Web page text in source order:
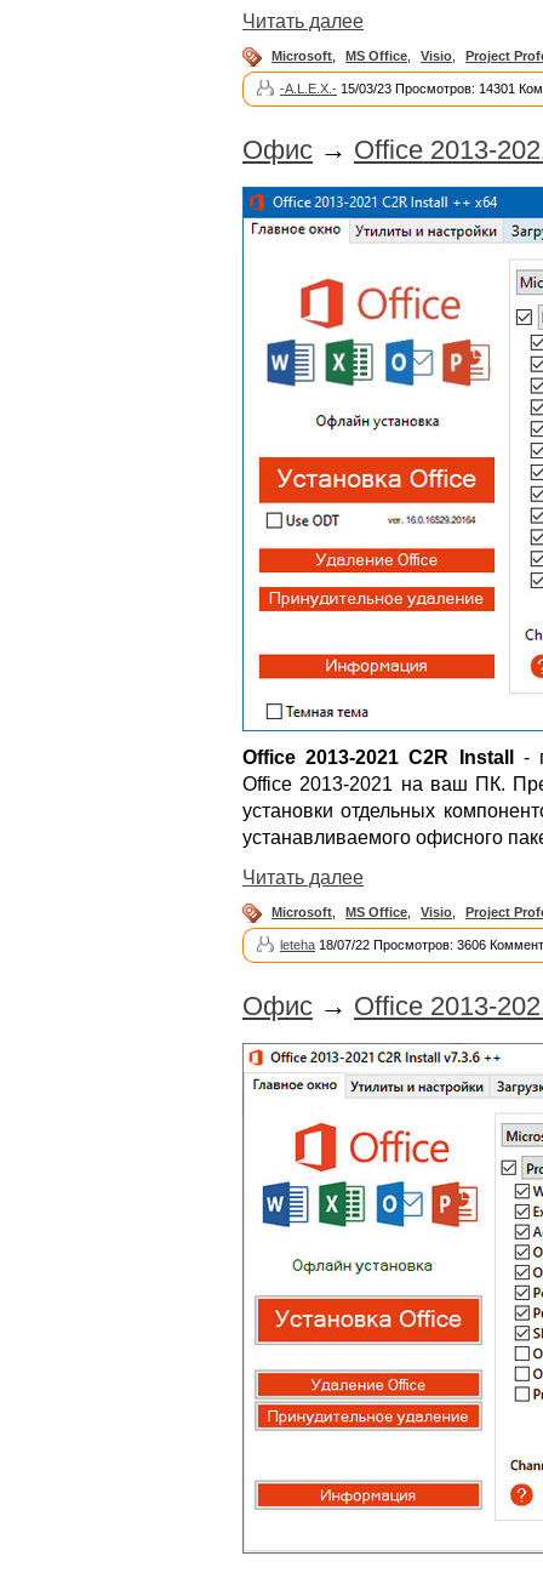
Читать далее
Microsoft MS Office Visio Project
-A.L.E.X.- 15/03/23 Просмотров: 14301
Офис → Office 2013-
Office 2013-2021 C2R Install
-
Office 2013-2021 на ваш ПК.
установки отдельных
устанавливаемого офисного
Читать далее
Microsoft MS Office Visio Project
leteha 18/07/22 Просмотров: 3606
Офис → Office 2013-